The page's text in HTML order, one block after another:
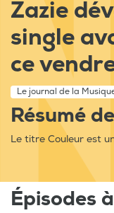
Zazie
single
ce
Le journal de la
Résumé
Le titre Couleur est
Épisodes